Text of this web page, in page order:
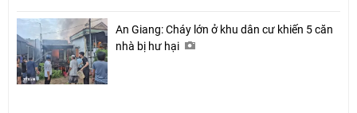
An Giang: Cháy lớn ở khu dân cư khiến 5 căn
nhà bị hư hại